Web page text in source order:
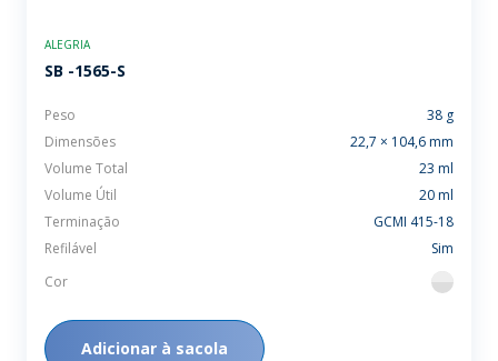
ALEGRIA
SB -1565-S
Peso
38 g
Dimensões
22,7 × 104,6 mm
Volume Total
23 ml
Volume Útil
20 ml
Terminação
GCMI 415-18
Refilável
Sim
Cor
flint
Adicionar à sacola